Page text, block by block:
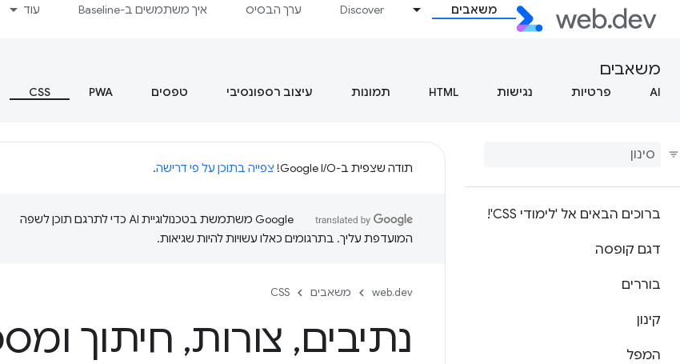
משאבים Discover ערך הבסיס איך משתמשים ב-Baseline עוד
משאבים
AI פרטיות נגישות HTML תמונות עיצוב רספונסיבי טפסים PWA
CSS
ברוכים הבאים אל 'לימודי CSS'!
דגם קופסה
בוררים
קינון
המפל
תודה שצפית ב-Google I/O! צפייה בתוכן על פי דרישה.
‫Google משתמשת בטכנולוגיית AI כדי לתרגם תוכן לשפה
המועדפת עליך. בתרגומים כאלו עשויות להיות שגיאות.
web.dev משאבים CSS
נתיבים, צורות, חיתוך